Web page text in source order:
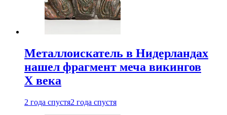
Металлоискатель в Нидерландах
нашел фрагмент меча викингов
X века
2 года спустя2 года спустя